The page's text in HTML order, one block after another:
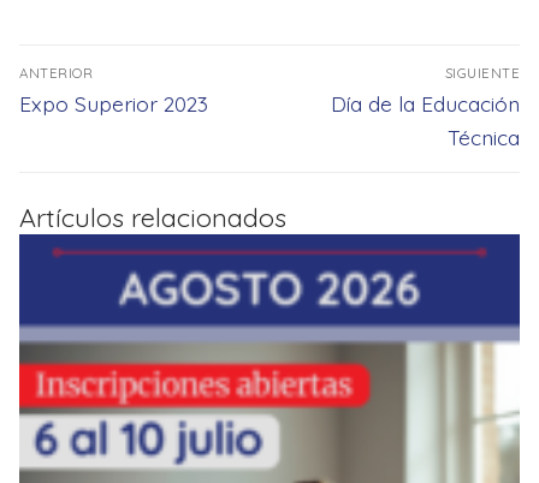
Navegación
de
ANTERIOR
Entrada
Expo Superior 2023
SIGUIENTE
Entrada
Día de la Educación
Técnica
Artículos relacionados